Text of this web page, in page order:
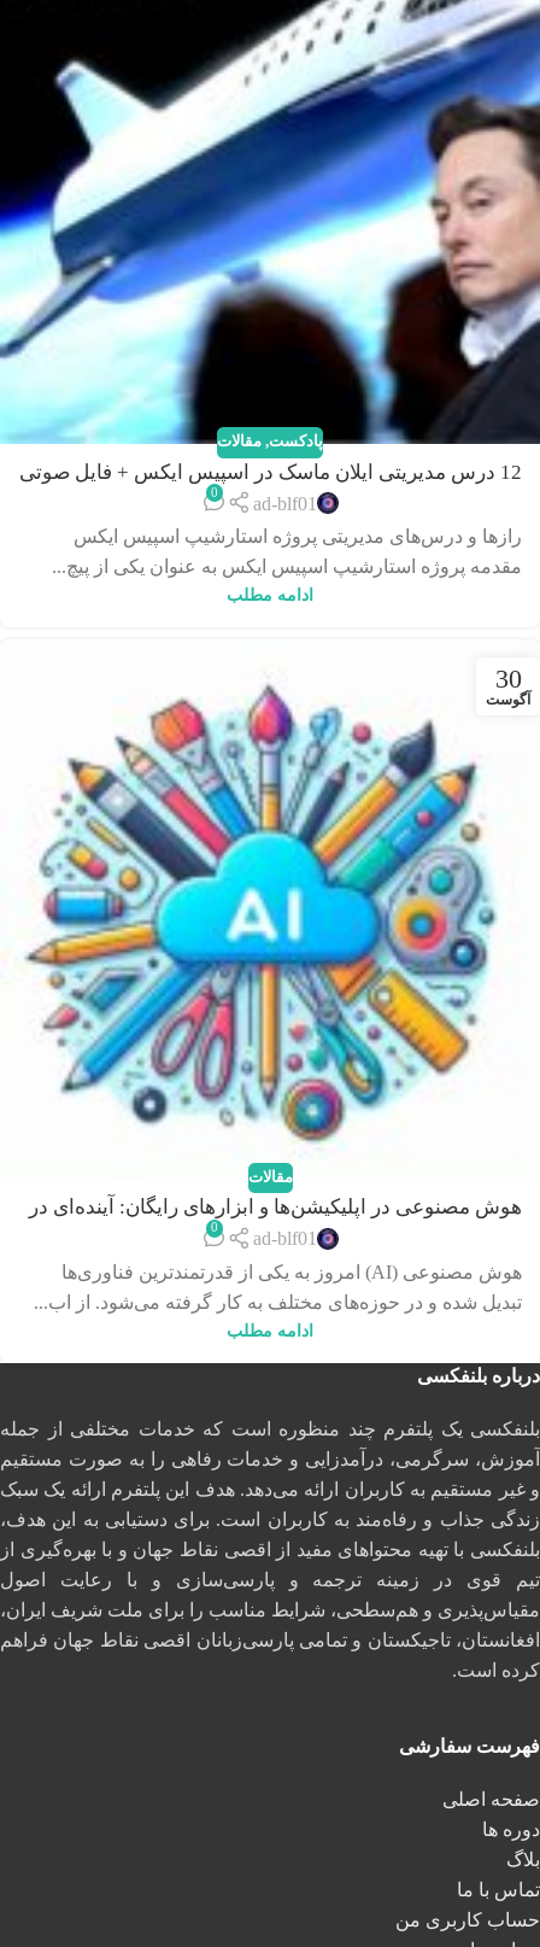
پادکست, مقالات
12 درس مدیریتی ایلان ماسک در اسپیس ایکس + فایل صوتی
ad-blf01
0
رازها و درس‌های مدیریتی پروژه استارشیپ اسپیس ایکس
مقدمه پروژه استارشیپ اسپیس ایکس به عنوان یکی از پیچ...
ادامه مطلب
30
آگوست
مقالات
هوش مصنوعی در اپلیکیشن‌ها و ابزارهای رایگان: آینده‌ای در
ad-blf01
0
هوش مصنوعی (AI) امروز به یکی از قدرتمندترین فناوری‌ها
تبدیل شده و در حوزه‌های مختلف به کار گرفته می‌شود. از اب...
ادامه مطلب
درباره بلنفکسی
بلنفکسی یک پلتفرم چند منظوره است که خدمات مختلفی از جمله
آموزش، سرگرمی، درآمدزایی و خدمات رفاهی را به صورت مستقیم
و غیر مستقیم به کاربران ارائه می‌دهد. هدف این پلتفرم ارائه یک سبک
زندگی جذاب و رفاه‌مند به کاربران است. برای دستیابی به این هدف،
بلنفکسی با تهیه محتواهای مفید از اقصی نقاط جهان و با بهره‌گیری از
تیم قوی در زمینه ترجمه و پارسی‌سازی و با رعایت اصول
مقیاس‌پذیری و هم‌سطحی، شرایط مناسب را برای ملت شریف ایران،
افغانستان، تاجیکستان و تمامی پارسی‌زبانان اقصی نقاط جهان فراهم
کرده است.
فهرست سفارشی
صفحه اصلی
دوره ها
بلاگ
تماس با ما
حساب کاربری من